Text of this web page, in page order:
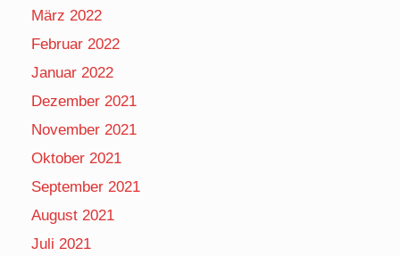
März 2022
Februar 2022
Januar 2022
Dezember 2021
November 2021
Oktober 2021
September 2021
August 2021
Juli 2021